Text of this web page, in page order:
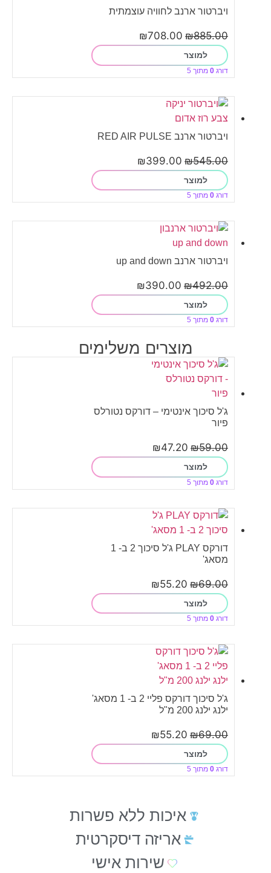
ויברטור ארנב לחוויה עוצמתית
₪885.00
₪708.00
למוצר
דורג 0 מתוך 5
ויברטור ארנב RED AIR PULSE
₪545.00
₪399.00
למוצר
דורג 0 מתוך 5
ויברטור ארנב up and down
₪492.00
₪390.00
למוצר
דורג 0 מתוך 5
מוצרים משלימים
ג'ל סיכוך אינטימי – דורקס נטורלס
פיור
₪59.00
₪47.20
למוצר
דורג 0 מתוך 5
דורקס PLAY ג'ל סיכוך 2 ב- 1
מסאג'
₪69.00
₪55.20
למוצר
דורג 0 מתוך 5
ג'ל סיכוך דורקס פליי 2 ב- 1 מסאג'
ילנג ילנג 200 מ"ל
₪69.00
₪55.20
למוצר
דורג 0 מתוך 5
איכות ללא פשרות
אריזה דיסקרטית
שירות אישי